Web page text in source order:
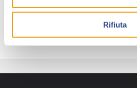
Rifiuta
(l’ottavo di prossima uscita) e